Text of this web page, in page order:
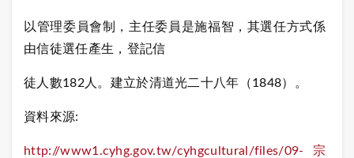
以管理委員會制，主任委員是施福智，其選任方式係
由信徒選任產生，登記信
徒人數182人。建立於清道光二十八年（1848）。
資料來源:
http://www1.cyhg.gov.tw/cyhgcultural/files/09-宗